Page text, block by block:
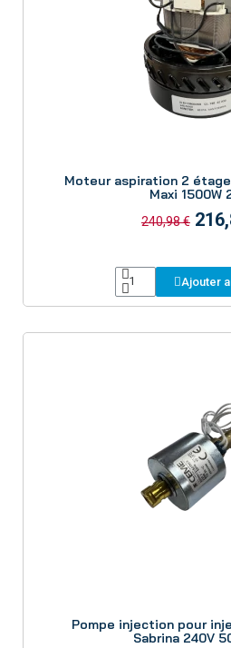
Moteur aspiration 2
Maxi 1500W
240,98 €
Ajouter
Pompe injection pour
Sabrina 240V